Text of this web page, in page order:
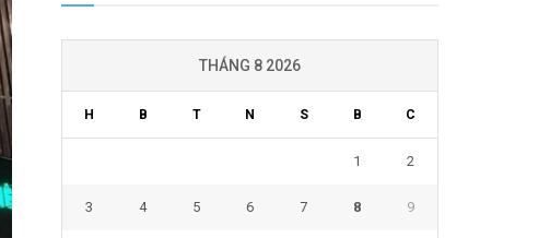
THÁNG 8 2026
H B T N S B C
1 2
3 4 5 6 7 8 9